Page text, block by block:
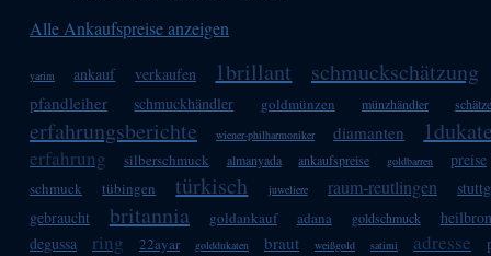
Alle Ankaufspreise anzeigen
yarim ankauf verkaufen 1brillant schmuckschätzung
pfandleiher schmuckhändler goldmünzen münzhändler
erfahrungsberichte wiener-philharmoniker diamanten
erfahrung silberschmuck almanyada ankaufspreise goldbarren preise
schmuck tübingen türkisch juweliere raum-reutlingen
gebraucht
britannia goldankauf adana goldschmuck
degussa
ring 22ayar golddukaten braut weißgold satimi adresse